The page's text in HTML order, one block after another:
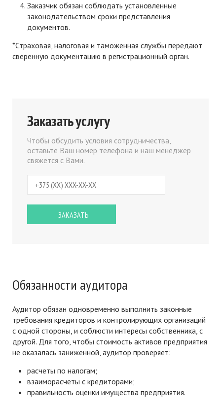
Заказчик обязан соблюдать установленные
законодательством сроки представления
документов.
*Страховая, налоговая и таможенная службы передают
сверенную документацию в регистрационный орган.
Заказать услугу
Чтобы обсудить условия сотрудничества,
оставьте Ваш номер телефона и наш менеджер
свяжется с Вами.
Обязанности аудитора
Аудитор обязан одновременно выполнить законные
требования кредиторов и контролирующих организаций
с одной стороны, и соблюсти интересы собственника, с
другой. Для того, чтобы стоимость активов предприятия
не оказалась заниженной, аудитор проверяет:
расчеты по налогам;
взаиморасчеты с кредиторами;
правильность оценки имущества предприятия.